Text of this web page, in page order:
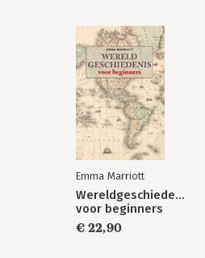
Emma Marriott
Wereldgeschiedenis
voor beginners
€ 22,90